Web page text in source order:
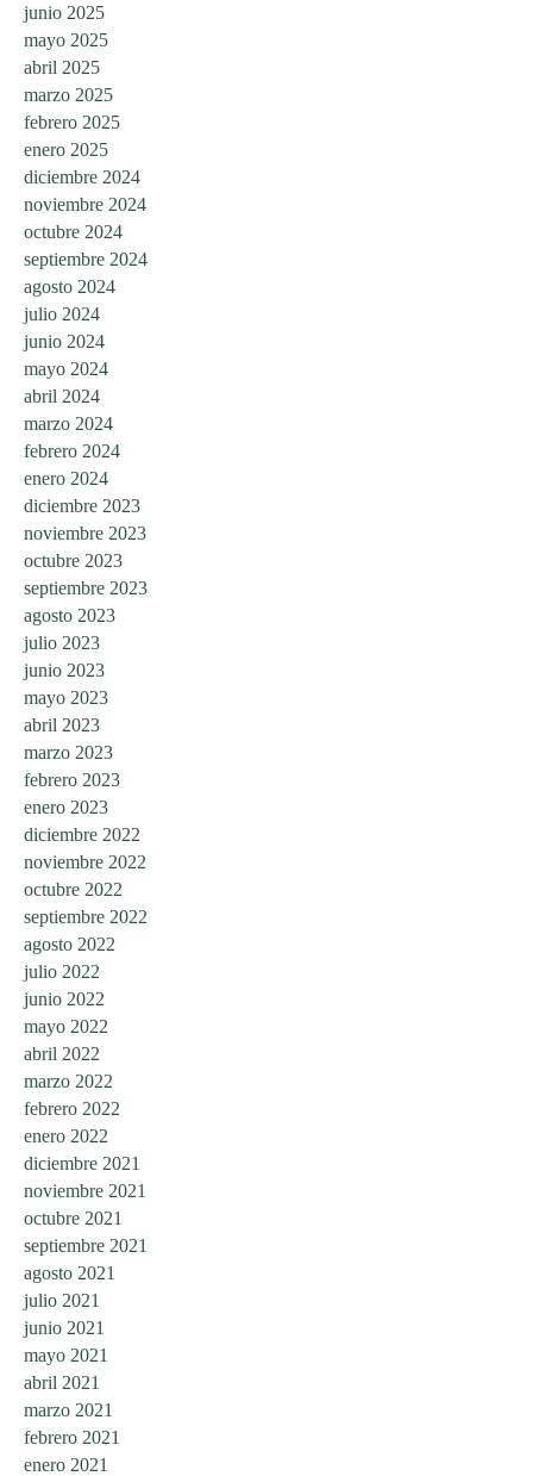
junio 2025
mayo 2025
abril 2025
marzo 2025
febrero 2025
enero 2025
diciembre 2024
noviembre 2024
octubre 2024
septiembre 2024
agosto 2024
julio 2024
junio 2024
mayo 2024
abril 2024
marzo 2024
febrero 2024
enero 2024
diciembre 2023
noviembre 2023
octubre 2023
septiembre 2023
agosto 2023
julio 2023
junio 2023
mayo 2023
abril 2023
marzo 2023
febrero 2023
enero 2023
diciembre 2022
noviembre 2022
octubre 2022
septiembre 2022
agosto 2022
julio 2022
junio 2022
mayo 2022
abril 2022
marzo 2022
febrero 2022
enero 2022
diciembre 2021
noviembre 2021
octubre 2021
septiembre 2021
agosto 2021
julio 2021
junio 2021
mayo 2021
abril 2021
marzo 2021
febrero 2021
enero 2021